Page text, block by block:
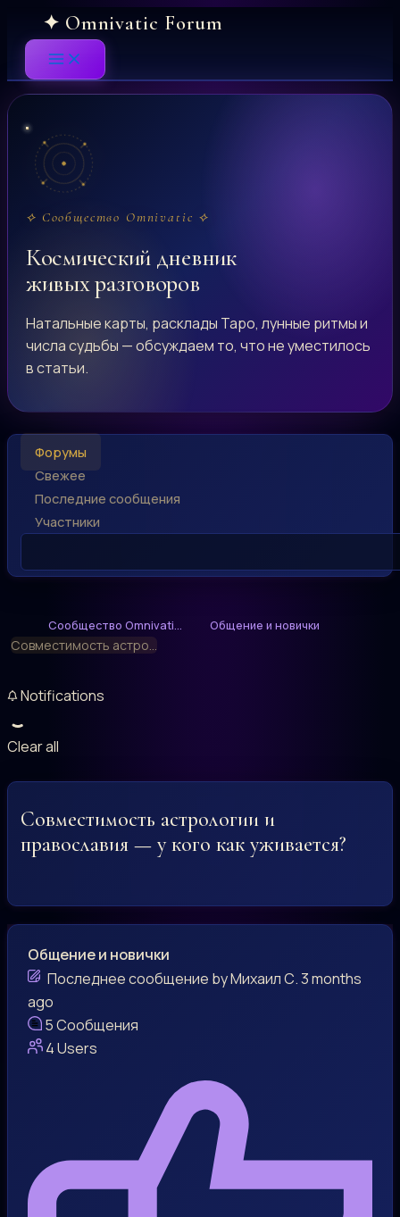
content
⟡ Сообщество Omnivatic ⟡
Космический дневник
живых разговоров
Натальные карты, расклады Таро, лунные ритмы и
числа судьбы — обсуждаем то, что не уместилось
в статьи.
Форумы
Свежее
Последние сообщения
Участники
Сообщество Omnivati... Общение и новички
Совместимость астро...
Notifications
Clear all
Совместимость астрологии и
православия — у кого как уживается?
Общение и новички
Последнее сообщение byМихаил С.3 months
ago
5Сообщения
4Users